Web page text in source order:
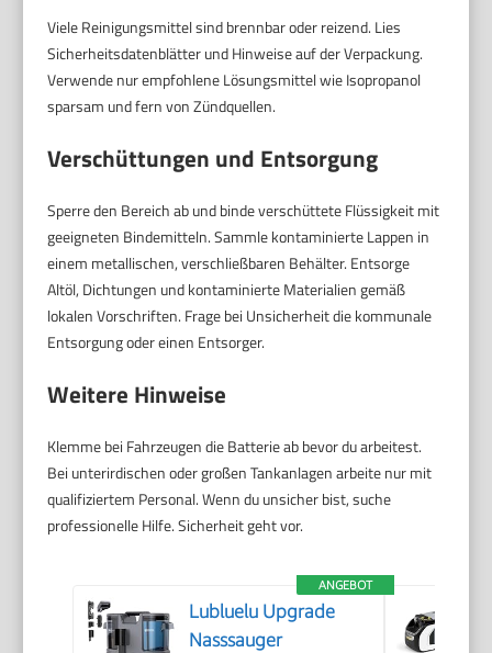
Viele Reinigungsmittel sind brennbar oder reizend. Lies
Sicherheitsdatenblätter und Hinweise auf der Verpackung.
Verwende nur empfohlene Lösungsmittel wie Isopropanol
sparsam und fern von Zündquellen.
Verschüttungen und Entsorgung
Sperre den Bereich ab und binde verschüttete Flüssigkeit mit
geeigneten Bindemitteln. Sammle kontaminierte Lappen in
einem metallischen, verschließbaren Behälter. Entsorge
Altöl, Dichtungen und kontaminierte Materialien gemäß
lokalen Vorschriften. Frage bei Unsicherheit die kommunale
Entsorgung oder einen Entsorger.
Weitere Hinweise
Klemme bei Fahrzeugen die Batterie ab bevor du arbeitest.
Bei unterirdischen oder großen Tankanlagen arbeite nur mit
qualifiziertem Personal. Wenn du unsicher bist, suche
professionelle Hilfe. Sicherheit geht vor.
ANGEBOT
Lubluelu Upgrade
Nasssauger